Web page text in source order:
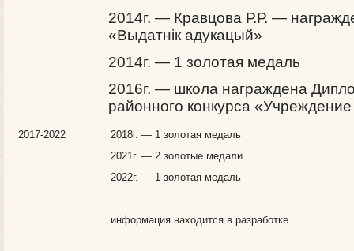
2014г. — Кравцова Р.Р. —
«Выдатнік адукацый»
2014г. — 1 золотая медаль
2016г. — школа награждена
районного конкурса
2017-2022
2018г. — 1 золотая медаль
2021г. — 2 золотые медали
2022г. — 1 золотая медаль
информация находится в разработке